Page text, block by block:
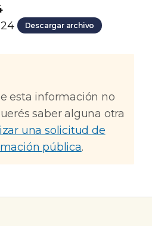
Descargar archivo
esta información no
saber alguna otra
una solicitud de
pública.